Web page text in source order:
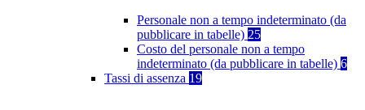
Personale non a tempo indeterminato (da
pubblicare in tabelle) 25
Costo del personale non a tempo
indeterminato (da pubblicare in tabelle) 6
Tassi di assenza 19